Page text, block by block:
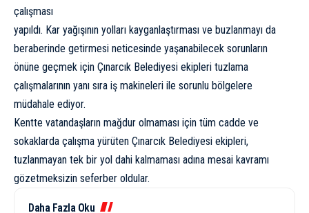
çalışması
yapıldı. Kar yağışının yolları kayganlaştırması ve buzlanmayı da
beraberinde getirmesi neticesinde yaşanabilecek sorunların
önüne geçmek için Çınarcık Belediyesi ekipleri tuzlama
çalışmalarının yanı sıra iş makineleri ile sorunlu bölgelere
müdahale ediyor.
Kentte vatandaşların mağdur olmaması için tüm cadde ve
sokaklarda çalışma yürüten Çınarcık Belediyesi ekipleri,
tuzlanmayan tek bir yol dahi kalmaması adına mesai kavramı
gözetmeksizin seferber oldular.
Daha Fazla Oku